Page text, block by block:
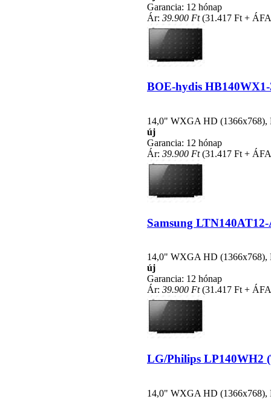
Garancia: 12 hónap
Ár: 39.900 Ft(31.417 Ft +
BOE-hydis
14,0" WXGA HD (1366x768),
új
Garancia: 12 hónap
Ár: 39.900 Ft(31.417 Ft +
Samsung
14,0" WXGA HD (1366x768),
új
Garancia: 12 hónap
Ár: 39.900 Ft(31.417 Ft +
LG/Philips LP140WH2
14,0" WXGA HD (1366x768),